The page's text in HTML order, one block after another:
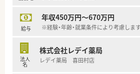
師の仕事を学び、仕事への理解を深め
調剤薬局を併設している調剤併設型、
でにあのお薬や化粧品を・・・」という
したインストア型、そのインストア型
給与
年収450万円～670万円
※経験・年齢・就業条件により考慮します
法人
名
株式会社レデイ薬局
レデイ薬局 喜田村店